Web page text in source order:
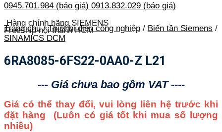
0945.701.984 (báo giá) 0913.832.029 (báo giá)
Hàng chính hãng SIEMENS
Freeship nội thành HCM
Trang chủ / Thiết bị điện công nghiệp / Biến tần Siemens /
SINAMICS DCM
6RA8085-6FS22-0AA0-Z L21
--- Giá chưa bao gồm VAT ----
Giá có thể thay đổi, vui lòng liên hệ trước khi
đặt hàng (Luôn có giá tốt khi mua số lượng
nhiều)